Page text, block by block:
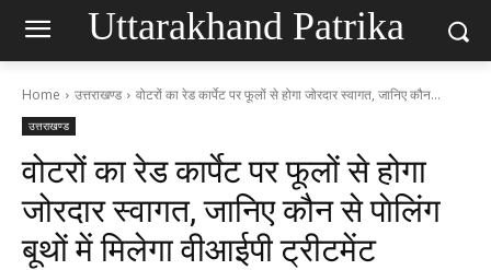
Uttarakhand Patrika
Home उत्तराखण्ड वोटरों का रेड कार्पेट पर फूलों से होगा जोरदार स्वागत, जानिए कौन...
उत्तराखण्ड
वोटरों का रेड कार्पेट पर फूलों से होगा
जोरदार स्वागत, जानिए कौन से पाेलिंग
बूथों में मिलेगा वीआईपी ट्रीटमेंट